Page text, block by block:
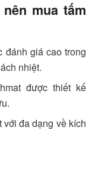
mua tấm
đánh giá cao trong
nhiệt.
được thiết kế
với đa dạng về kích